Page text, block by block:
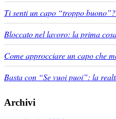
Ti senti un capo “troppo
Bloccato nel lavoro: la prima
Come approcciare un capo che
Basta con “Se vuoi puoi”: la
Archivi